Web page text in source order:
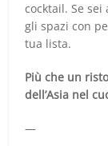
cocktail. Se
gli spazi con
tua lista.
Più che un
dell’Asia nel
—